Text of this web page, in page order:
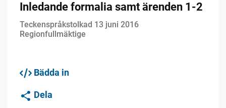
Inledande formalia samt ärenden 1-2
Teckenspråkstolkad 13 juni 2016
Regionfullmäktige
Bädda in
Dela